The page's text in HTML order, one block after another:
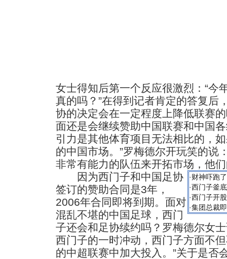
女士得知后第一个反应很激烈：“今
真的吗？”在得到记者肯定的答复后
协的决定会在一定程度上降低联赛
面还是会继续赞助中国联赛和中国
引力是其他体育项目无法相比的，
的中国市场。”罗梅德尔开玩笑的说
非常有能力的队伍来开拓市场，他
·财神吓跑
·西门子釜
·西门子开
·集团总裁
因为西门子和中国足协
签订的赞助合同是3年，
2006年合同即将到期。面对
混乱不堪的中国足球，西门
子还会和足协续约吗？罗梅德尔女
西门子的一时冲动，西门子方面不
的中超联赛中加大投入。”关于是否